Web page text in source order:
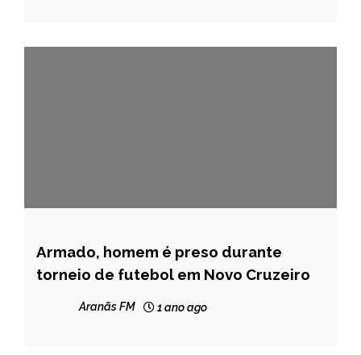
MINAS
GERAIS
NOTÍCIAS
Armado, homem é preso durante
torneio de futebol em Novo Cruzeiro
Aranãs FM 1 ano ago